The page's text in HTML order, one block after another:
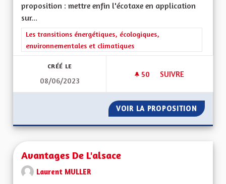
proposition : mettre enfin l'écotaxe en application
sur...
Filtrer les résultats de la catégorie : Les transitions
Les transitions énergétiques, écologiques,
environnementales et climatiques
CRÉÉ LE
08/06/2023
50 50 ABONNÉS
SUIVRE
VOIR LA PROPOSITION
Avantages De L'alsace
Laurent MULLER